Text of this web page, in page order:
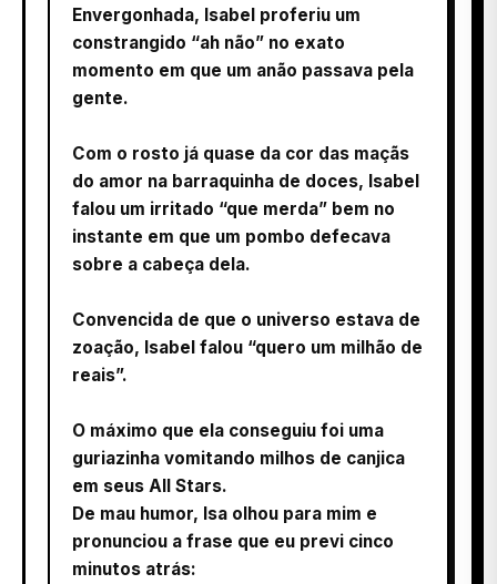
Envergonhada, Isabel proferiu um
constrangido “ah não” no exato
momento em que um anão passava pela
gente.
Com o rosto já quase da cor das maçãs
do amor na barraquinha de doces, Isabel
falou um irritado “que merda” bem no
instante em que um pombo defecava
sobre a cabeça dela.
Convencida de que o universo estava de
zoação, Isabel falou “quero um milhão de
reais”.
O máximo que ela conseguiu foi uma
guriazinha vomitando milhos de canjica
em seus All Stars.
De mau humor, Isa olhou para mim e
pronunciou a frase que eu previ cinco
minutos atrás: